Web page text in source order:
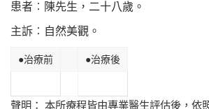
患者︰陳先生，二十八歲。
主訴︰自然美觀。
●治療前 ●治療後
聲明： 本所療程皆由專業醫生評估後，依